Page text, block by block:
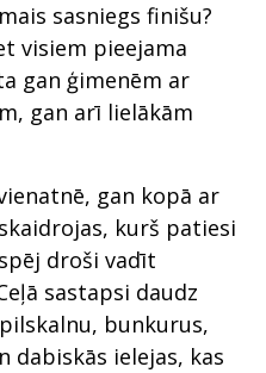
sasniegs finišu?
visiem pieejama
gan ģimenēm ar
gan arī lielākām
gan kopā ar
kurš patiesi
droši vadīt
sastapsi daudz
bunkurus,
dabiskās ielejas, kas